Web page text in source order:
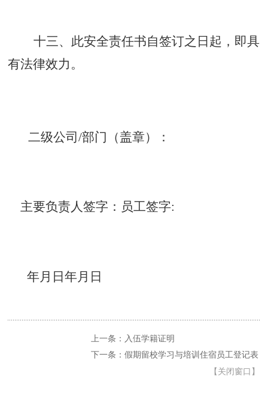
十三、此安全责任书自签订之日起，即具
有法律效力。
二级公司 /部门（盖章）：
主要负责人签字： 员工签字:
年月 日年月 日
上一条：入伍学籍证明
下一条：假期留校学习与培训住宿员工登记表
【 关闭窗口 】